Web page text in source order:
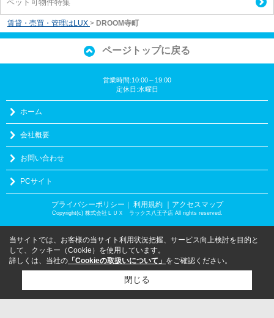
ペット可物件特集
賃貸・売買・管理はLUX > DROOM寺町
ページトップに戻る
営業時間:10:00～19:00
定休日:水曜日
ホーム
会社概要
お問い合わせ
PCサイト
プライバシーポリシー ｜ 利用規約 ｜アクセスマップ
Copyright(c) 株式会社ＬＵＸ ラックス八王子店 All rights reserved.
当サイトでは、お客様の当サイト利用状況把握、サービス向上検討を目的と
して、クッキー（Cookie）を使用しています。
詳しくは、当社の 「Cookieの取扱いについて」 をご確認ください。
閉じる